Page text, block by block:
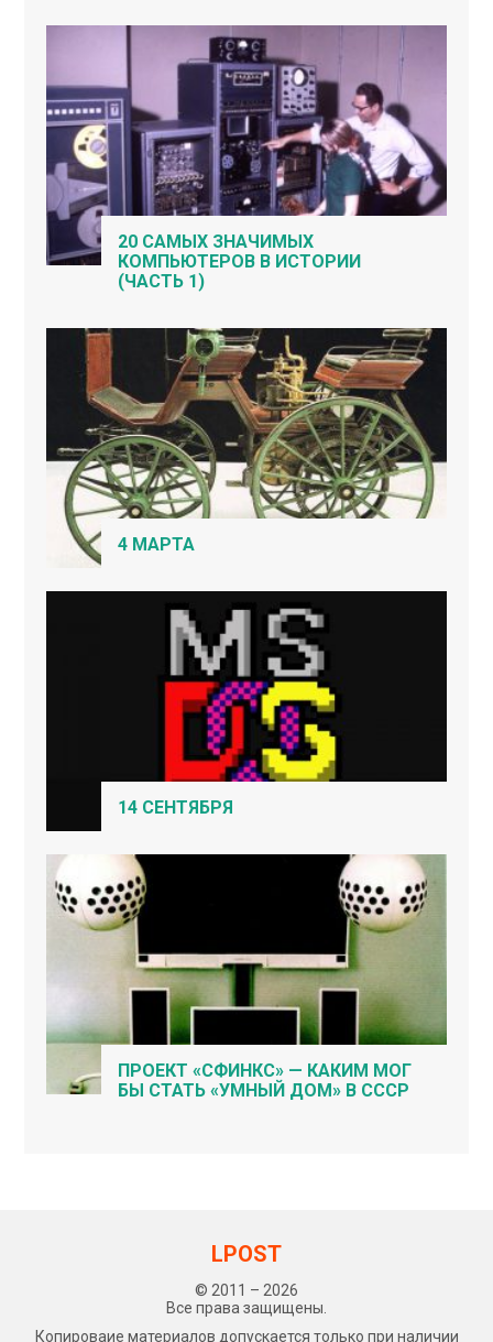
20 САМЫХ ЗНАЧИМЫХ
КОМПЬЮТЕРОВ В ИСТОРИИ
(ЧАСТЬ 1)
4 МАРТА
14 СЕНТЯБРЯ
ПРОЕКТ «СФИНКС» — КАКИМ МОГ
БЫ СТАТЬ «УМНЫЙ ДОМ» В СССР
LPOST
© 2011 – 2026
Все права защищены.
Копироваие материалов допускается только при наличии